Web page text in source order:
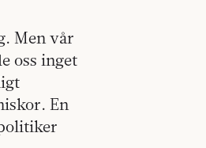
Men vår
oss inget
En